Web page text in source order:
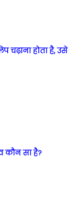
चढ़ाना होता है, उसे
कौन सा है?